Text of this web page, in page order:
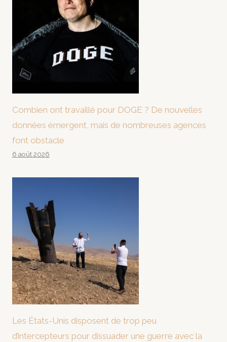
Combien ont travaillé pour DOGE ? De nouvelles
données émergent, mais de nombreuses agences
font obstacle
6 août 2026
Les États-Unis disposent de trop peu
d’intercepteurs pour dissuader une guerre avec la